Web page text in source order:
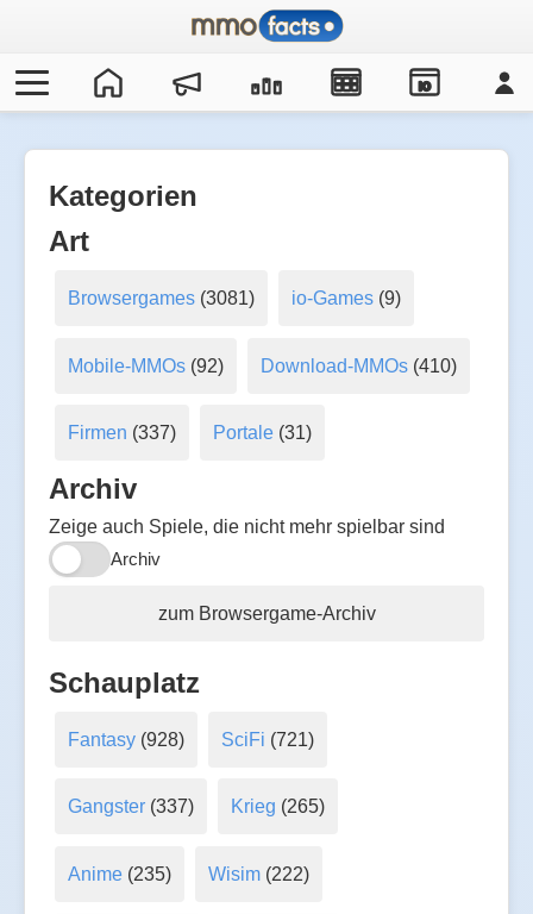
IO
Kategorien
Art
Browsergames(3081) io-Games (9)
Mobile-MMOs(92) Download-MMOs (410)
Firmen (337) Portale (31)
Archiv
Zeige auch Spiele, die nicht mehr spielbar sind
Archiv
zum Browsergame-Archiv
Schauplatz
Fantasy(928) SciFi (721)
Gangster(337) Krieg (265)
Anime(235) Wisim (222)